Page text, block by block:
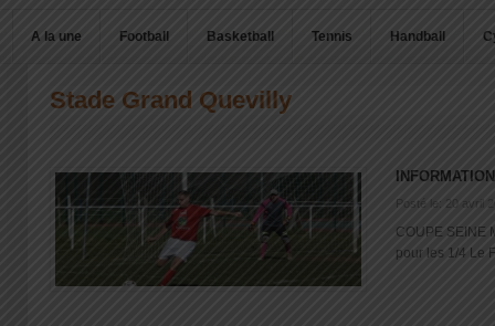
A la une Football Basketball Tennis Handball
Stade Grand Quevilly
Posté le: 20 avril
COUPE SEINE
pour les 1/4 Le